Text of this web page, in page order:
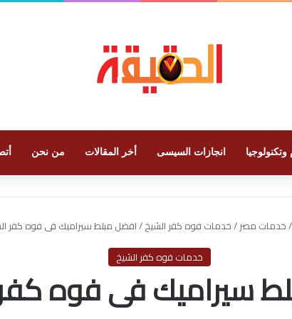
انجازات السيسى أخر المقالات من نحن
/خدمات مصر/خدمات فوه كفر الشيخ/افضل مبلط سيراميك فى فوه كفر
خدمات فوه كفر الشيخ
سيراميك فى فوه